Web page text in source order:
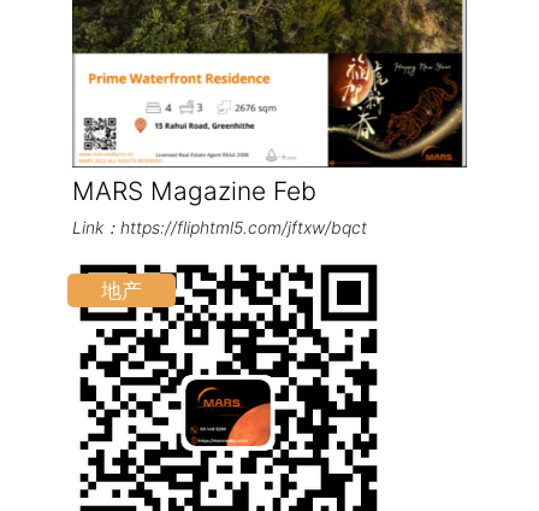
MARS Magazine Feb
Link：https://fliphtml5.com/jftxw/bqct
地产